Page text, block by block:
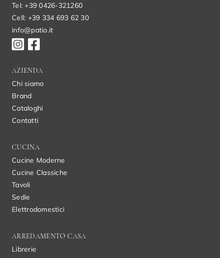
Tel: +39 0426-321260
Cell: +39 334 693 62 30
info@patio.it
AZIENDA
Chi siamo
Brand
Cataloghi
Contatti
CUCINA
Cucine Moderne
Cucine Classiche
Tavoli
Sedie
Elettrodomestici
ARREDAMENTO CASA
Librerie